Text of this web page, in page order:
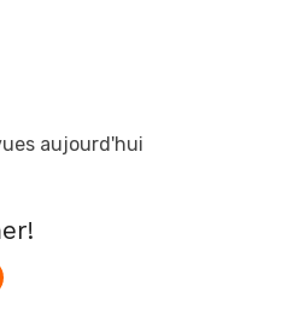
aujourd'hui